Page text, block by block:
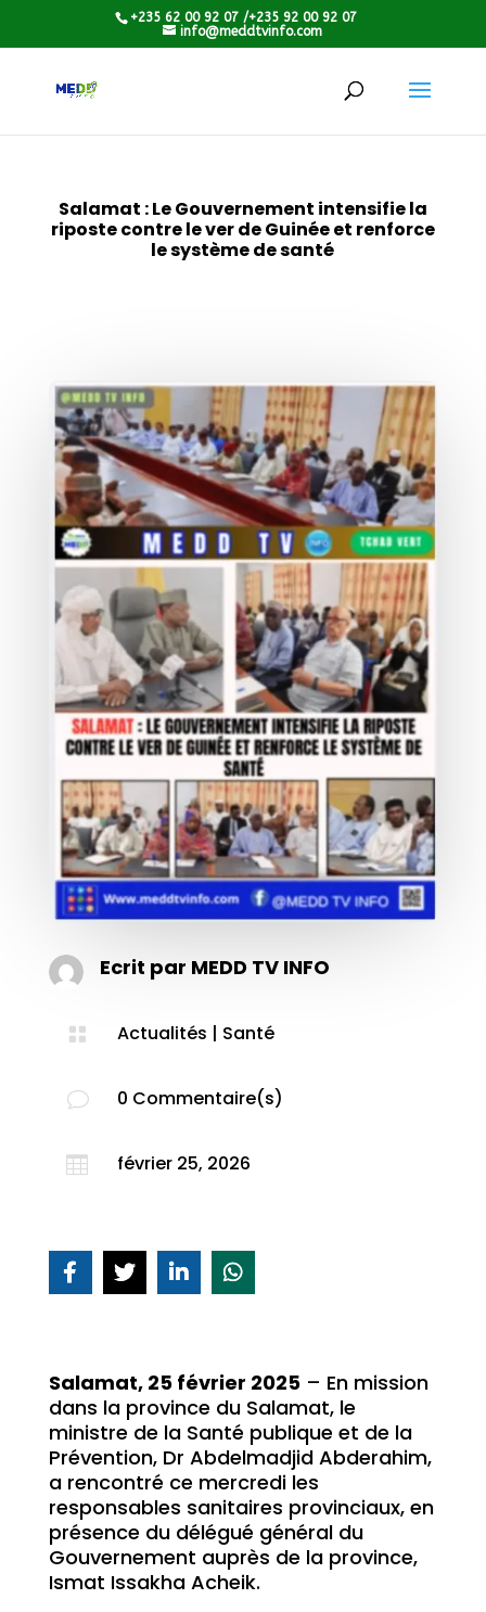
+235 62 00 92 07 /+235 92 00 92 07
info@meddtvinfo.com
Salamat : Le Gouvernement intensifie la
riposte contre le ver de Guinée et renforce
le système de santé
Ecrit par MEDD TV INFO
 Actualités | Santé
v 0 Commentaire(s)
 février 25, 2026
Salamat, 25 février 2025– En mission
dans la province du Salamat, le
ministre de la Santé publique et de la
Prévention, Dr Abdelmadjid Abderahim,
a rencontré ce mercredi les
responsables sanitaires provinciaux, en
présence du délégué général du
Gouvernement auprès de la province,
Ismat Issakha Acheik.